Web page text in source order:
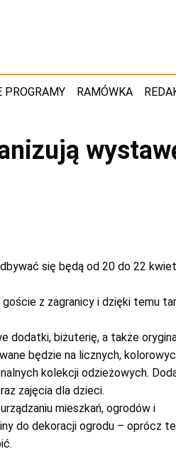
PROGRAMY RAMÓWKA
się będą od 20 do 22
z zagranicy i dzięki temu
dodatki, biżuterię, a także
będzie na licznych,
kolekcji odzieżowych.
zajęcia dla dzieci.
mieszkań, ogrodów i
do dekoracji ogrodu – oprócz